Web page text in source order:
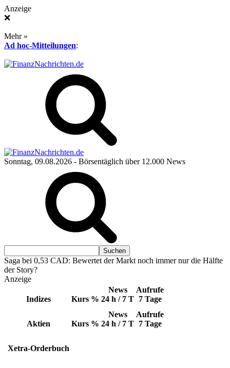
Anzeige
❌
Mehr »
Ad hoc-Mitteilungen:
Sonntag, 09.08.2026 - Börsentäglich über 12.000 News
Saga bei 0,53 CAD: Bewertet der Markt noch immer nur die Hälfte
der Story?
Anzeige
Indizes Kurs %
News
24 h / 7 T
Aufrufe
7 Tage
Aktien Kurs %
News
24 h / 7 T
Aufrufe
7 Tage
Xetra-Orderbuch